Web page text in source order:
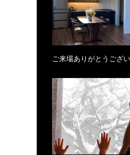
ご来場ありがとうござい